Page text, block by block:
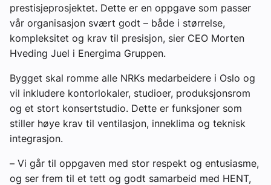
prestisjeprosjektet. Dette er en oppgave som passer
vår organisasjon svært godt – både i størrelse,
kompleksitet og krav til presisjon, sier CEO Morten
Hveding Juel i Energima Gruppen.
Bygget skal romme alle NRKs medarbeidere i Oslo og
vil inkludere kontorlokaler, studioer, produksjonsrom
og et stort konsertstudio. Dette er funksjoner som
stiller høye krav til ventilasjon, inneklima og teknisk
integrasjon.
– Vi går til oppgaven med stor respekt og entusiasme,
og ser frem til et tett og godt samarbeid med HENT,